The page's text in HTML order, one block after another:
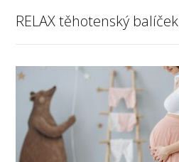
RELAX těhotenský balíček